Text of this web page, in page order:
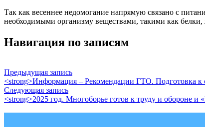
Так как весеннее недомогание напрямую связано с
необходимыми организму веществами, такими как
Навигация по записям
Предыдущая запись
<strong>Информация – Рекомендации ГТО. Подготовка к
Следующая запись
<strong>2025 год. Многоборье готов к труду и обороне